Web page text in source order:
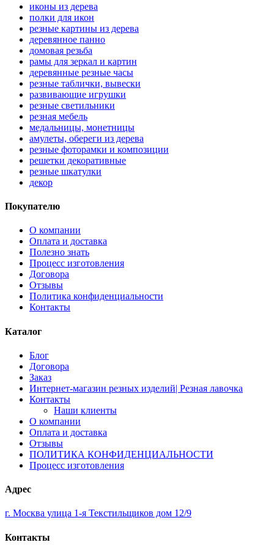
иконы из дерева
полки для икон
резные картины из дерева
деревянное панно
домовая резьба
рамы для зеркал и картин
деревянные резные часы
резные таблички, вывески
развивающие игрушки
резные светильники
резная мебель
медальницы, монетницы
амулеты, обереги из дерева
резные фоторамки и композиции
решетки декоративные
резные шкатулки
декор
Покупателю
О компании
Оплата и доставка
Полезно знать
Процесс изготовления
Договора
Отзывы
Политика конфиденциальности
Контакты
Каталог
Блог
Договора
Заказ
Интернет-магазин резных изделий| Резная лавочка
Контакты
Наши клиенты
О компании
Оплата и доставка
Отзывы
ПОЛИТИКА КОНФИДЕНЦИАЛЬНОСТИ
Процесс изготовления
Адрес
г. Москва улица 1-я Текстильщиков дом 12/9
Контакты